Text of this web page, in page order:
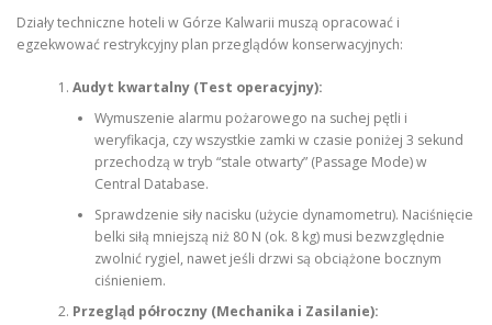
Działy techniczne hoteli w Górze Kalwarii muszą opracować i
egzekwować restrykcyjny plan przeglądów konserwacyjnych:
Audyt kwartalny (Test operacyjny):
Wymuszenie alarmu pożarowego na suchej pętli i
weryfikacja, czy wszystkie zamki w czasie poniżej 3 sekund
przechodzą w tryb “stale otwarty” (Passage Mode) w
Central Database.
Sprawdzenie siły nacisku (użycie dynamometru). Naciśnięcie
belki siłą mniejszą niż 80 N (ok. 8 kg) musi bezwzględnie
zwolnić rygiel, nawet jeśli drzwi są obciążone bocznym
ciśnieniem.
Przegląd półroczny (Mechanika i Zasilanie):